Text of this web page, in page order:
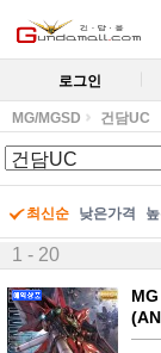
로그인
MG/MGSD 건담UC
최신순 낮은가격
1 - 20